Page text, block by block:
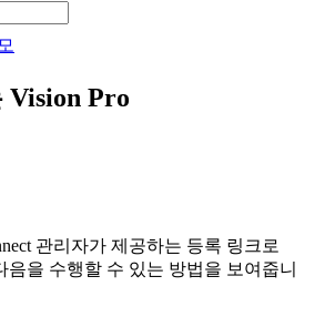
Vision Pro
관리자가 제공하는 등록 링크로
음을 수행할 수 있는 방법을 보여줍니